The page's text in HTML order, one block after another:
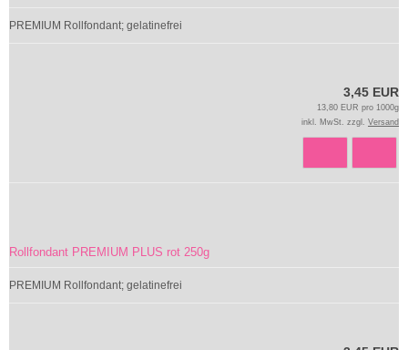
PREMIUM Rollfondant; gelatinefrei
3,45 EUR
13,80 EUR pro 1000g
inkl. MwSt. zzgl. Versand
Rollfondant PREMIUM PLUS rot 250g
PREMIUM Rollfondant; gelatinefrei